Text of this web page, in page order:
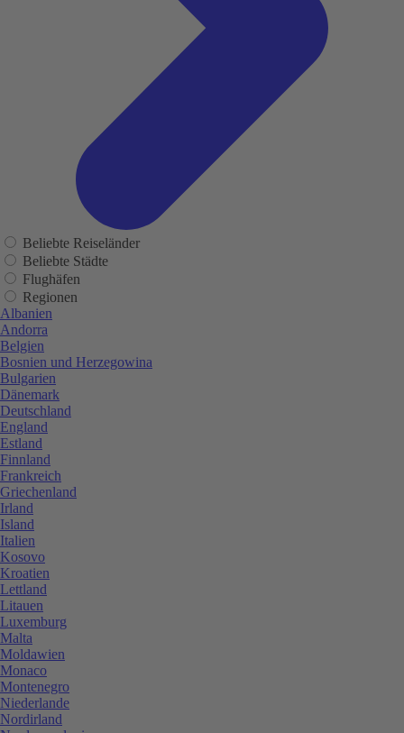
Beliebte Reiseländer
Beliebte Städte
Flughäfen
Regionen
Albanien
Andorra
Belgien
Bosnien und Herzegowina
Bulgarien
Dänemark
Deutschland
England
Estland
Finnland
Frankreich
Griechenland
Irland
Island
Italien
Kosovo
Kroatien
Lettland
Litauen
Luxemburg
Malta
Moldawien
Monaco
Montenegro
Niederlande
Nordirland